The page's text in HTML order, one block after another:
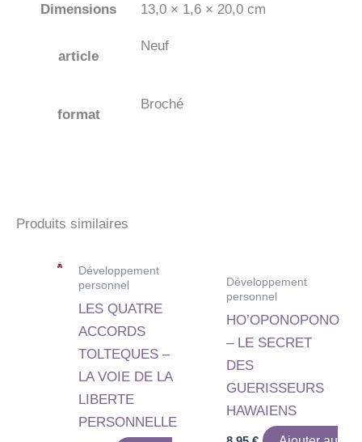
Dimensions 13,0 × 1,6 × 20,0 cm
article
Neuf
format
Broché
Produits similaires
Développement
personnel
LES QUATRE
ACCORDS
TOLTEQUES –
LA VOIE DE LA
LIBERTE
PERSONNELLE
Développement
personnel
HO’OPONOPONO
– LE SECRET
DES
GUERISSEURS
HAWAIENS